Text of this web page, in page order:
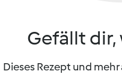
Gefällt dir,
Dieses Rezept und